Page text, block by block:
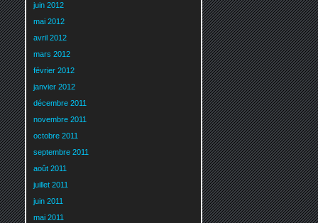
juin 2012
mai 2012
avril 2012
mars 2012
février 2012
janvier 2012
décembre 2011
novembre 2011
octobre 2011
septembre 2011
août 2011
juillet 2011
juin 2011
mai 2011